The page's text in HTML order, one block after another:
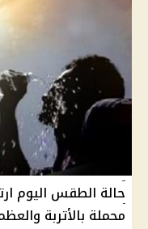
حالة الطقس اليوم
محملة بالأتربة والعظمى تصل